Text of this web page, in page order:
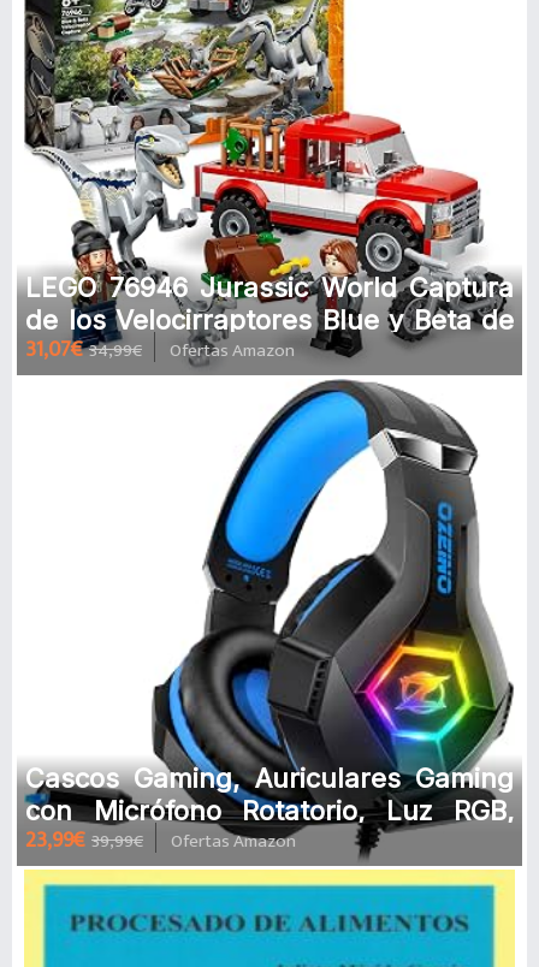
LEGO 76946 Jurassic World Captura
de los Velocirraptores Blue y Beta de
Película, Dinosaurios Jugue
31,07€ 34,99€ Ofertas Amazon
Cascos Gaming, Auriculares Gaming
con Micrófono Rotatorio, Luz RGB,
Premium Stereo, Orejeras Ligero
23,99€ 39,99€ Ofertas Amazon